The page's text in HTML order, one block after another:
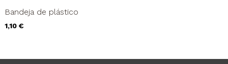
Bandeja de plástico
Precio
1,10 €